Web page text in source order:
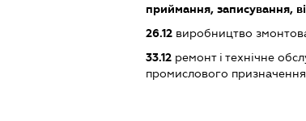
приймання, записування,
26.12виробництво
33.12ремонт і технічне
промислового призначення